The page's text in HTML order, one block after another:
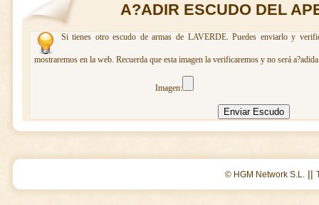
A?ADIR ESCUDO DEL
Si tienes otro escudo de armas de LAVERDE. Puedes enviarlo y
mostraremos en la web. Recuerda que esta imagen la verificaremos y no será
Imagen:
© HGM Network S.L. ||